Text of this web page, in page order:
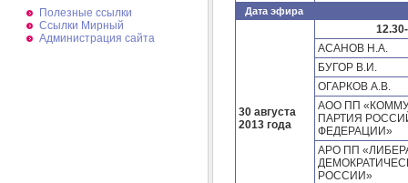
Полезные ссылки
Ссылки Мирный
Администрация сайта
Дата эфира
30 августа
2013 года
АСАНОВ Н.А.
БУГОР В.И.
ОГАРКОВ А.В.
АОО ПП
ПАРТИЯ
ФЕДЕРАЦИИ»
АРО ПП
РОССИИ»